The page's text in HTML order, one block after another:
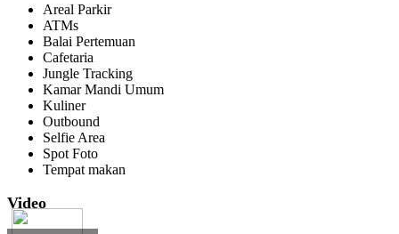
Areal Parkir
ATMs
Balai Pertemuan
Cafetaria
Jungle Tracking
Kamar Mandi Umum
Kuliner
Outbound
Selfie Area
Spot Foto
Tempat makan
Video